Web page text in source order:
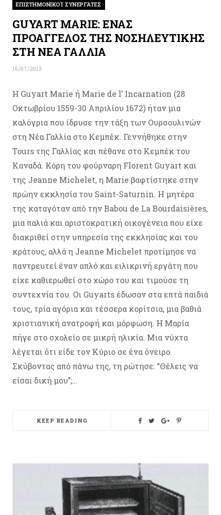
ΕΠΙΣΤΗΜΟΝΙΚΟΊ ΣΥΝΕΡΓΆΤΕΣ
GUYART MARIE: ΕΝΑΣ
ΠΡΟΑΓΓΕΛΟΣ ΤΗΣ ΝΟΣΗΛΕΥΤΙΚΗΣ
ΣΤΗ ΝΕΑ ΓΑΛΛΙΑ
16/07/2013
Η Guyart Marie ή Marie de l’ Incarnation (28
Οκτωβρίου 1559-30 Απριλίου 1672) ήταν μια
καλόγρια που ίδρυσε την τάξη των Ουρσουλινών
στη Νέα Γαλλία στο Κεμπέκ. Γεννήθηκε στην
Tours της Γαλλίας και πέθανε στο Κεμπέκ του
Καναδά. Κόρη του φούρναρη Florent Guyart και
της Jeanne Michelet, η Marie βαφτίστηκε στην
πρώην εκκλησία του Saint-Saturnin. Η μητέρα
της καταγόταν από την Babou de La Bourdaisières,
μια παλιά και αριστοκρατική οικογένεια που είχε
διακριθεί στην υπηρεσία της εκκλησίας και του
κράτους, αλλά η Jeanne Michelet προτίμησε να
παντρευτεί έναν απλό και ειλικρινή εργάτη που
είχε καθιερωθεί στο χώρο του και τιμούσε τη
συντεχνία του. Οι Guyarts έδωσαν στα επτά παιδιά
τους, τρία αγόρια και τέσσερα κορίτσια, μια βαθιά
χριστιανική ανατροφή και μόρφωση. Η Μαρία
πήγε στο σχολείο σε μικρή ηλικία. Μια νύχτα
λέγεται ότι είδε τον Κύριο σε ένα όνειρο.
Σκύβοντας από πάνω της, τη ρώτησε: “Θέλεις να
είσαι δική μου’’;…
KEEP READING